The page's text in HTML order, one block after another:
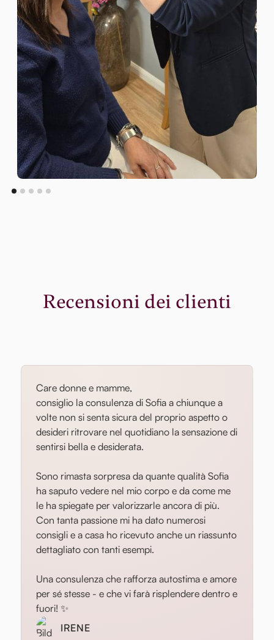
Recensioni dei clienti
Care donne e mamme,
consiglio la consulenza di Sofia a chiunque a
volte non si senta sicura del proprio aspetto o
desideri ritrovare nel quotidiano la sensazione di
sentirsi bella e desiderata.
Sono rimasta sorpresa da quante qualità Sofia
ha saputo vedere nel mio corpo e da come me
le ha spiegate per valorizzarle ancora di più.
Con tanta passione mi ha dato numerosi
consigli e a casa ho ricevuto anche un riassunto
dettagliato con tanti esempi.
Una consulenza che rafforza autostima e amore
per sé stesse - e che vi farà risplendere dentro e
fuori! ✨
IRENE